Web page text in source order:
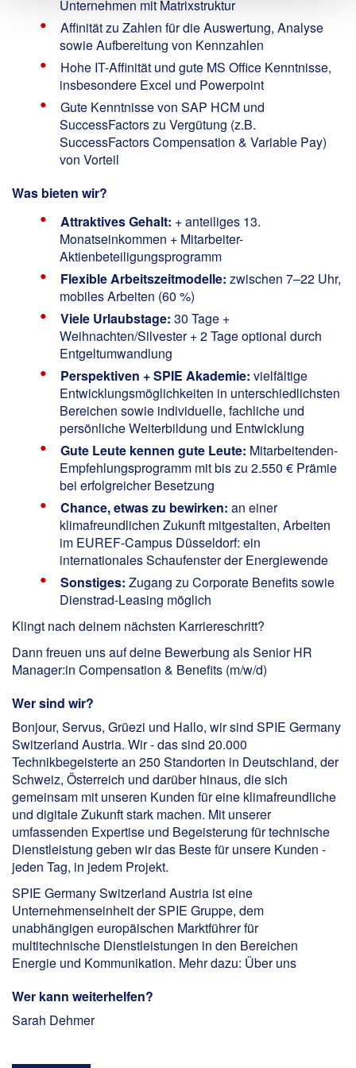
Unternehmen mit Matrixstruktur
Affinität zu Zahlen für die Auswertung, Analyse
sowie Aufbereitung von Kennzahlen
Hohe IT-Affinität und gute MS Office Kenntnisse,
insbesondere Excel und Powerpoint
Gute Kenntnisse von SAP HCM und
SuccessFactors zu Vergütung (z.B.
SuccessFactors Compensation & Variable Pay)
von Vorteil
Was bieten wir?
Attraktives Gehalt: + anteiliges 13.
Monatseinkommen + Mitarbeiter-
Aktienbeteiligungsprogramm
Flexible Arbeitszeitmodelle: zwischen 7–22 Uhr,
mobiles Arbeiten (60 %)
Viele Urlaubstage: 30 Tage +
Weihnachten/Silvester + 2 Tage optional durch
Entgeltumwandlung
Perspektiven + SPIE Akademie: vielfältige
Entwicklungsmöglichkeiten in unterschiedlichsten
Bereichen sowie individuelle, fachliche und
persönliche Weiterbildung und Entwicklung
Gute Leute kennen gute Leute: Mitarbeitenden-
Empfehlungsprogramm mit bis zu 2.550 € Prämie
bei erfolgreicher Besetzung
Chance, etwas zu bewirken: an einer
klimafreundlichen Zukunft mitgestalten, Arbeiten
im EUREF-Campus Düsseldorf: ein
internationales Schaufenster der Energiewende
Sonstiges: Zugang zu Corporate Benefits sowie
Dienstrad-Leasing möglich
Klingt nach deinem nächsten Karriereschritt?
Dann freuen uns auf deine Bewerbung als Senior HR
Manager:in Compensation & Benefits (m/w/d)
Wer sind wir?
Bonjour, Servus, Grüezi und Hallo, wir sind SPIE Germany
Switzerland Austria. Wir - das sind 20.000
Technikbegeisterte an 250 Standorten in Deutschland, der
Schweiz, Österreich und darüber hinaus, die sich
gemeinsam mit unseren Kunden für eine klimafreundliche
und digitale Zukunft stark machen. Mit unserer
umfassenden Expertise und Begeisterung für technische
Dienstleistung geben wir das Beste für unsere Kunden -
jeden Tag, in jedem Projekt.
SPIE Germany Switzerland Austria ist eine
Unternehmenseinheit der SPIE Gruppe, dem
unabhängigen europäischen Marktführer für
multitechnische Dienstleistungen in den Bereichen
Energie und Kommunikation. Mehr dazu: Über uns
Wer kann weiterhelfen?
Sarah Dehmer